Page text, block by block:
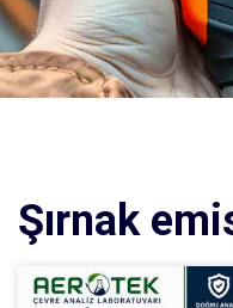
Şırnak